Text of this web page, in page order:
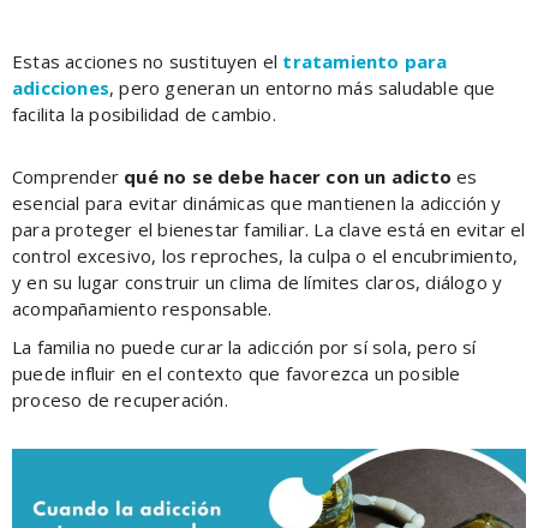
Estas acciones no sustituyen el tratamiento para
adicciones, pero generan un entorno más saludable que
facilita la posibilidad de cambio.
Comprender qué no se debe hacer con un adicto es
esencial para evitar dinámicas que mantienen la adicción y
para proteger el bienestar familiar. La clave está en evitar el
control excesivo, los reproches, la culpa o el encubrimiento,
y en su lugar construir un clima de límites claros, diálogo y
acompañamiento responsable.
La familia no puede curar la adicción por sí sola, pero sí
puede influir en el contexto que favorezca un posible
proceso de recuperación.